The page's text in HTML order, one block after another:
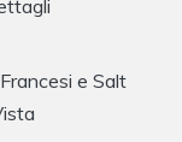
e Salt